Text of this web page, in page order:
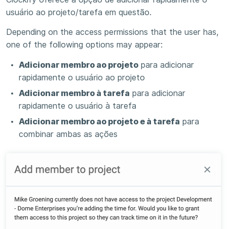
usuário ao projeto/tarefa em questão.
Depending on the access permissions that the user has,
one of the following options may appear:
Adicionar membro ao projeto para adicionar
rapidamente o usuário ao projeto
Adicionar membro à tarefa para adicionar
rapidamente o usuário à tarefa
Adicionar membro ao projeto e à tarefa para
combinar ambas as ações